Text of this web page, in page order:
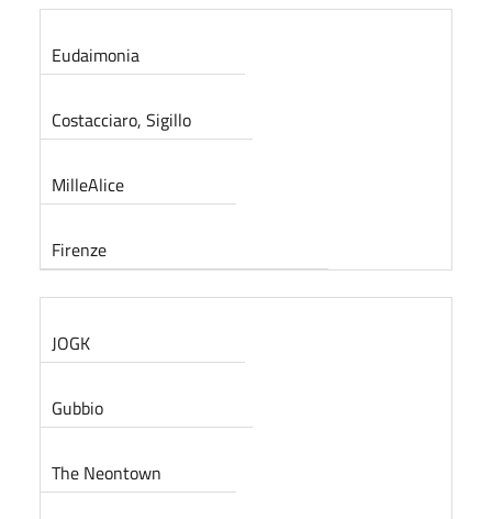
Eudaimonia
Costacciaro, Sigillo
MilleAlice
Firenze
JOGK
Gubbio
The Neontown